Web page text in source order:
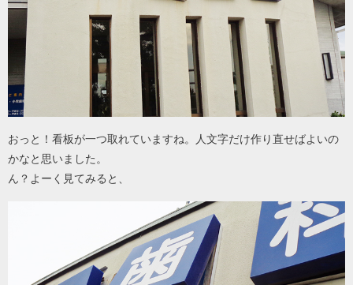
おっと！看板が一つ取れていますね。人文字だけ作り直せばよいの
かなと思いました。
ん？よーく見てみると、